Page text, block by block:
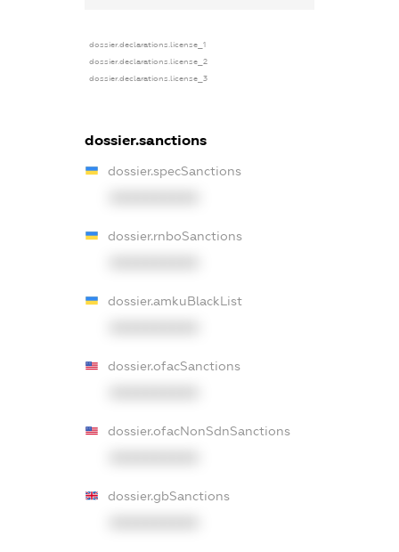
dossier.declarations.license_1
dossier.declarations.license_2
dossier.declarations.license_3
dossier.sanctions
dossier.specSanctions
dossier.rnboSanctions
dossier.amkuBlackList
dossier.ofacSanctions
dossier.ofacNonSdnSanctions
dossier.gbSanctions